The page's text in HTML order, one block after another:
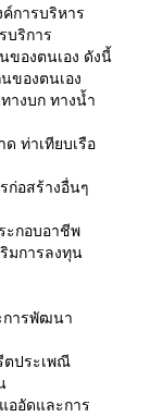
การบริหาร
บริการ
ของตนเอง ดังนี้
ตนเอง
ก ทางน้ำ
เทียบเรือ
ร้างอื่นๆ
บอาชีพ
ารลงทุน
รพัฒนา
ระเพณี
และการ